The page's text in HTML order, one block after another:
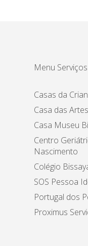
Menu Serviços
Casas da
Casa das
Casa Museu
Centro
Nascimento
Colégio
SOS Pessoa
Portugal dos
Proximus